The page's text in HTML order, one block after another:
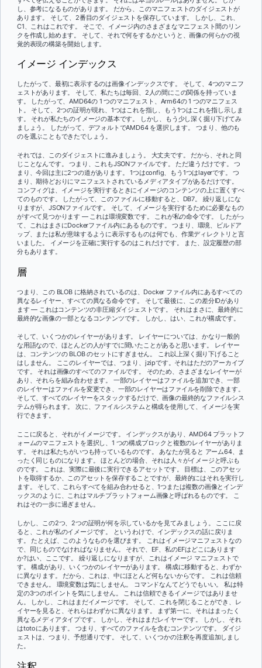
し、参考になるものがあります。 だから、このマニフェストのダイジェストが
あります。 そして、2番目のダイジェストを保存しています。 しかし、これ、
C1、これはこれです。 そこで、イメージ内のさまざまなマニフェスト間のリン
クを作成し始めます。 そして、それで何をするかというと、画像の何らかの視
覚的表現の構築を開始します。
イメージ インデックス
したがって、最初に表示するのは画像インデックスです。 そして、4つのマニフ
ェストがあります。 そして、私たちは毎回、2人の間にこの関係を持っていま
す。 したがって、AMD64の 1 つのマニフェスト、Arm64の 1 つのマニフェス
ト。 そして、2つの証明が現れ、1つはこれを指し、もう1つはこれを指し示しま
す。 それが私たちのイメージの基本です。 しかし、もう少し深く掘り下げてみ
ましょう。 したがって、デフォルトでAMD64 を選択します。 つまり、他のも
のを選ぶこともできたでしょう。
それでは、このダイジェストに進みましょう。 大丈夫です。 だから、それと同
じことなんです。 つまり、これもJSONファイルです。 ただ違うだけです。 つ
まり、今回は主に2つの道があります。 1つはconfig、もう1つはlayerです。 つ
まり、期待どおりにマニフェストされているメディアタイプがあるだけです。
コンフィグは、イメージを実行するときにイメージのコンテンツの上に置くすべ
てのものです。 したがって、このファイルに移動すると、DB7。 繰り返しにな
りますが、JSONファイルです。 そして、イメージを実行するために必要なもの
がすべて見つかります — これは環境変数です。 これが私の命令です。 したがっ
て、これはまさにDockerファイル内にあるものです。 つまり、環境、ビルドア
ップ、または私が意味するように表示するものは何でも、作業ディレクトリと言
いました。 イメージを正確に実行するのはこれだけです。 また、設定履歴の部
分もあります。
層
つまり、この BLOB に格納されているのは、Docker ファイル内にあるすべての
異なるレイヤー、すべての異なる命令です。 そして最後に、この差分IDがあり
ます — これはコンテンツの非圧縮ダイジェストです。 それはまさに、最終的に
最終的な画像の一部となるコンテンツです。 しかし、はい、これが構成です。
そして、いくつかのレイヤーがあります。 レイヤーについては、かなり一般的
な用語なので、ほとんどの人がすでに聞いたことがあると思います。 レイヤー
は、コンテンツの BLOB のセットにすぎません。 これ以上深く掘り下げること
はしません。 ここのレイヤーでは、つまり、jzipです。それはただのアーカイブ
です。 それは画像のすべてのファイルです。 そのため、さまざまなレイヤーが
あり、それらを組み合わせます。 一部のレイヤーはファイルを追加でき、一部
のレイヤーはファイルを変更でき、一部のレイヤーはファイルを削除できます。
そして、すべてのレイヤーをスタックするだけで、画像の最終的なファイルシス
テムが得られます。 次に、ファイルシステムと構成を使用して、イメージを実
行できます。
ここに戻ると、それがイメージです。 インデックスがあり、AMD64 プラットフ
ォームのマニフェストを選択し、1 つの構成ブロックと複数のレイヤーがありま
す。 それは私たちがいつも持っているものです。 あなたが見ると アーム64、ま
ったく同じものになります。 ほとんどの場合、それは人々がイメージと呼ぶも
のです。 これは、実際に最後に実行できるアセットです。 目標は、このアセッ
トを取得するか、このアセットを保存することですが、最終的にはそれを実行し
ます。 そして、これらすべてを組み合わせると、1つまたは複数の画像とインデ
ックスのように、これはマルチプラットフォーム画像と呼ばれるものです。 こ
れはその一歩に過ぎません。
しかし、この2つ、2つの証明が何を示しているかを見てみましょう。 ここに戻
ると、これが私のイメージです。 というわけで、インデックスの話に戻りま
す。 たとえば、このようなものを選びます。 これはイメージマニフェストなの
で、同じものでなければなりません。 それで、EF、私のEFはどこにあります
か?はい、ここです。 繰り返しになりますが、これはイメージ マニフェストで
す。 構成があり、いくつかのレイヤーがあります。 構成に移動すると、わずか
に異なります。 だから、これは、中にほとんど何もないからです。 これは信頼
できません。 環境変数は気にしません。 コマンドなんてどうでもいい。 私は特
定の3つのポイントを気にしません。 これは信頼できるイメージではありませ
ん。 しかし、これはまだイメージです。 そして、これを閉じることができ、レ
イヤーを見ると、それらはわずかに異なります。 まず第一に、それはまったく
異なるメディアタイプです。 しかし、それはまだレイヤーです。 しかし、それ
はtotoにあります。 つまり、すべてのファイルを含むコンテンツです。 ダイジ
ェストは、つまり、予想通りです。 そして、いくつかの注釈を再度追加しまし
た。